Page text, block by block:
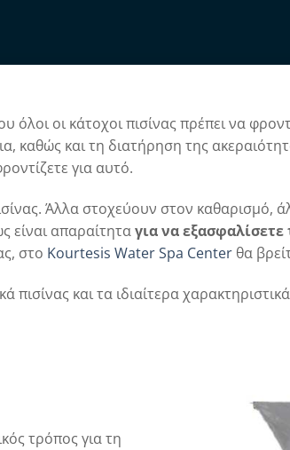
όλοι οι κάτοχοι πισίνας πρέπει να
καθώς και τη διατήρηση της
για αυτό.
Άλλα στοχεύουν στον καθαρισμό,
απαραίτηταγια να εξασφαλίσετε
στο Kourtesis Water Spa Center θα
και τα ιδιαίτερα
τρόπος για τη